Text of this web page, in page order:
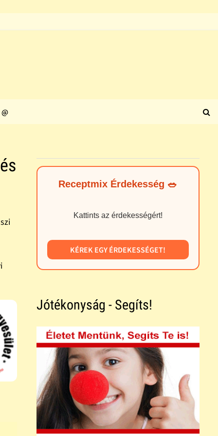
@
Receptmix Érdekesség 🥗
Kattints az érdekességért!
KÉREK EGY ÉRDEKESSÉGET!
Jótékonyság - Segíts!